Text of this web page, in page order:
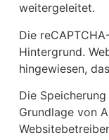
weitergeleitet.
Die
Hintergrund.
hingewiesen,
Die
Grundlage von